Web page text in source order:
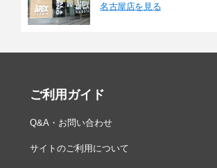
名古屋店を見る
ご利用ガイド
Q&A・お問い合わせ
サイトのご利用について